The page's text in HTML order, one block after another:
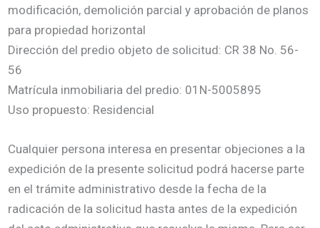
modificación, demolición parcial y aprobación de planos
para propiedad horizontal
Dirección del predio objeto de solicitud: CR 38 No. 56-
56
Matrícula inmobiliaria del predio: 01N-5005895
Uso propuesto: Residencial
Cualquier persona interesa en presentar objeciones a la
expedición de la presente solicitud podrá hacerse parte
en el trámite administrativo desde la fecha de la
radicación de la solicitud hasta antes de la expedición